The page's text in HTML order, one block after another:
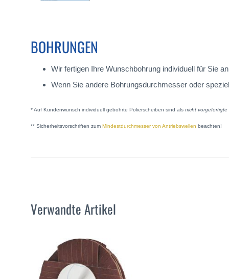
BOHRUNGEN
Wir fertigen Ihre Wunschbohrung individuell für Sie
Wenn Sie andere Bohrungsdurchmesser oder
* Auf Kundenwunsch individuell gebohrte Polierscheiben sind als nicht vorgefertigte
** Sicherheitsvorschriften zum Mindestdurchmesser von Antriebswellen beachten!
Verwandte Artikel